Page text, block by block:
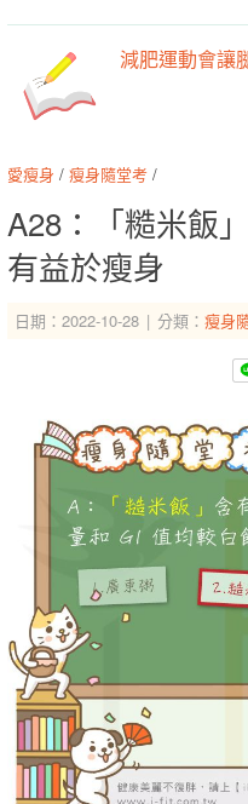
減肥運動會讓
愛瘦身 / 瘦身隨堂考 /
A28：「糙米飯
有益於瘦身
日期：2022-10-28 分類： 瘦身